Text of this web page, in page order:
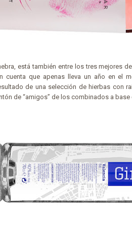
está también entre los tres mejores
cuenta que apenas lleva un año en el
de una selección de hierbas con
de “amigos” de los combinados a base